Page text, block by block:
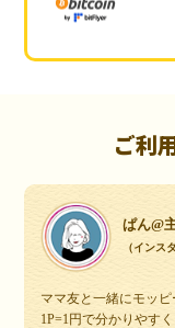
ご利
ぱん@
（インス
ママ友と一緒にモッ
1P=1円で分かりやす